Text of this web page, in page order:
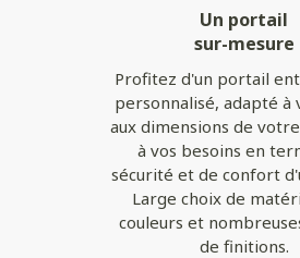
Un portail
sur-mesure
Profitez d'un portail
personnalisé, adapté à
aux dimensions de
à vos besoins en
sécurité et de confort
Large choix de
couleurs et
de finitions.